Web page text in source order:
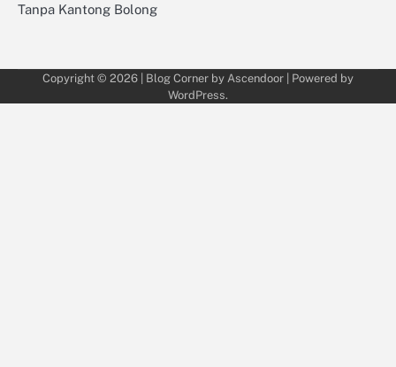
Tanpa Kantong Bolong
Copyright © 2026 | Blog Corner by Ascendoor | Powered by
WordPress.